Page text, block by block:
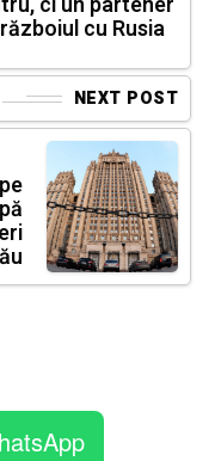
cu Rusia
NEXT POST